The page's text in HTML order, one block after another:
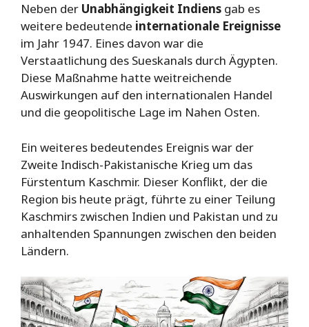
Neben der Unabhängigkeit Indiens gab es
weitere bedeutende internationale Ereignisse
im Jahr 1947. Eines davon war die
Verstaatlichung des Sueskanals durch Ägypten.
Diese Maßnahme hatte weitreichende
Auswirkungen auf den internationalen Handel
und die geopolitische Lage im Nahen Osten.
Ein weiteres bedeutendes Ereignis war der
Zweite Indisch-Pakistanische Krieg um das
Fürstentum Kaschmir. Dieser Konflikt, der die
Region bis heute prägt, führte zu einer Teilung
Kaschmirs zwischen Indien und Pakistan und zu
anhaltenden Spannungen zwischen den beiden
Ländern.